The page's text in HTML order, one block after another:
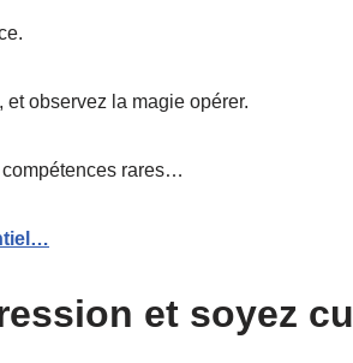
observez la magie opérer.
rares…
et soyez